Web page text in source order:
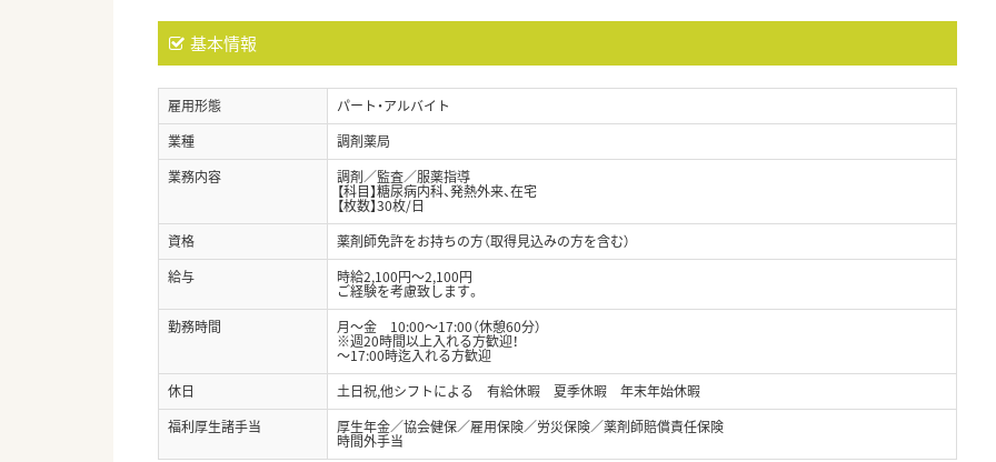
基本情報
雇用形態
パート・アルバイト
業種
調剤薬局
業務内容
調剤／監査／服薬指導
【科目】糖尿病内科、発熱外来、在宅
【枚数】30枚/日
資格
薬剤師免許をお持ちの方（取得見込みの方を含む）
給与
時給2,100円～2,100円
ご経験を考慮致します。
勤務時間
月～金 10:00～17:00（休憩60分）
※週20時間以上入れる方歓迎！
～17:00時迄入れる方歓迎
休日
土日祝,他シフトによる 有給休暇 夏季休暇 年末年始休暇
福利厚生諸手当
厚生年金／協会健保／雇用保険／労災保険／薬剤師賠償責任保険
時間外手当